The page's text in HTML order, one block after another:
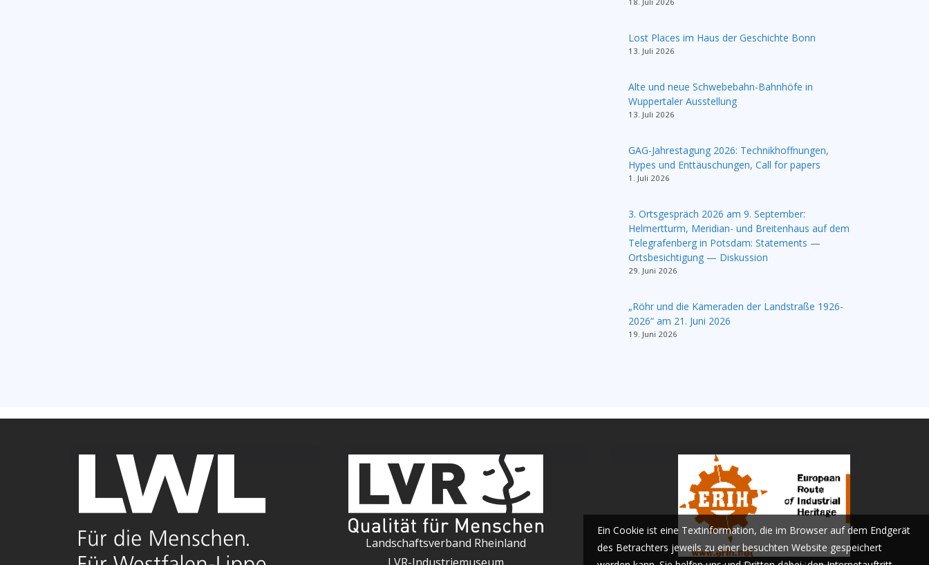
Lost Places im Haus der Geschichte Bonn
13. Juli 2026
Alte und neue Schwebebahn-Bahnhöfe in
Wuppertaler Ausstellung
13. Juli 2026
GAG-Jahrestagung 2026: Technikhoffnungen,
Hypes und Enttäuschungen, Call for papers
1. Juli 2026
3. Ortsgespräch 2026 am 9. September:
Helmertturm, Meridian- und Breitenhaus auf dem
Telegrafenberg in Potsdam: Statements —
Ortsbesichtigung — Diskussion
29. Juni 2026
„Röhr und die Kameraden der Landstraße 1926-
2026“ am 21. Juni 2026
19. Juni 2026
Landschaftsverband Rheinland
Ein Cookie ist eine Textinformation, die im Browser auf dem Endgerät
des Betrachters jeweils zu einer besuchten Website gespeichert